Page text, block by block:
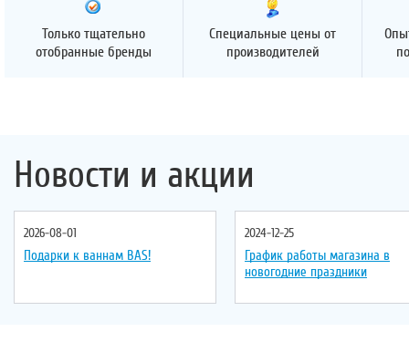
Только тщательно
отобранные бренды
Специальные цены от
производителей
Новости и акции
2026-08-01
Подарки к ваннам BAS!
2024-12-25
График работы магазина в
новогодние праздники